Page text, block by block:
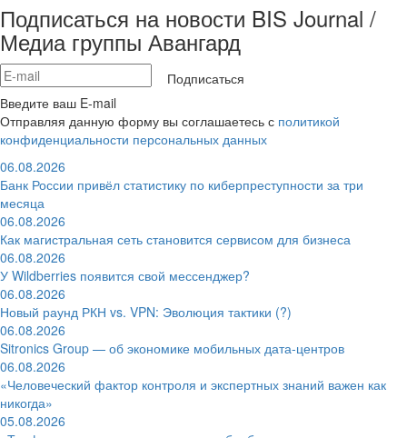
Подписаться на новости BIS Journal /
Медиа группы Авангард
Подписаться
Введите ваш E-mail
Отправляя данную форму вы соглашаетесь с политикой
конфиденциальности персональных данных
06.08.2026
Банк России привёл статистику по киберпреступности за три
месяца
06.08.2026
Как магистральная сеть становится сервисом для бизнеса
06.08.2026
У Wildberries появится свой мессенджер?
06.08.2026
Новый раунд РКН vs. VPN: Эволюция тактики (?)
06.08.2026
Sitronics Group — об экономике мобильных дата-центров
06.08.2026
«Человеческий фактор контроля и экспертных знаний важен как
никогда»
05.08.2026